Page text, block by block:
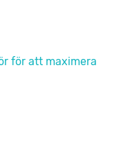
för att maximera